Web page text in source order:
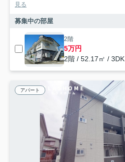
見る
募集中の部屋
2階
5万円
2階 / 52.17㎡ / 3DK
アパート